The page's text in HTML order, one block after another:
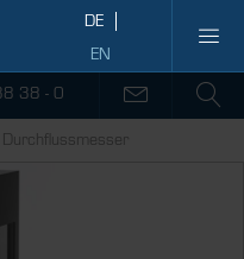
38 - 0
Durchflussmesser